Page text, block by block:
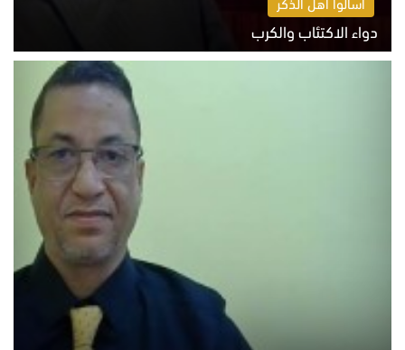
دواء الاكتئاب والكرب
السبت 8 أغسطس 2026 10:54 ص